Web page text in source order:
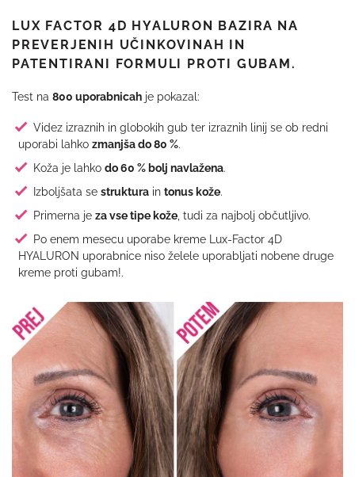
LUX FACTOR 4D HYALURON BAZIRA NA
PREVERJENIH UČINKOVINAH IN
PATENTIRANI FORMULI PROTI GUBAM.
Test na 800 uporabnicah je pokazal:
Videz izraznih in globokih gub ter izraznih linij se ob redni
uporabi lahko zmanjša do 80 %.
Koža je lahko do 60 % bolj navlažena.
Izboljšata se strukturain tonus kože.
Primerna je za vse tipe kože, tudi za najbolj občutljivo.
Po enem mesecu uporabe kreme Lux-Factor 4D
HYALURON uporabnice niso želele uporabljati nobene druge
kreme proti gubam!.